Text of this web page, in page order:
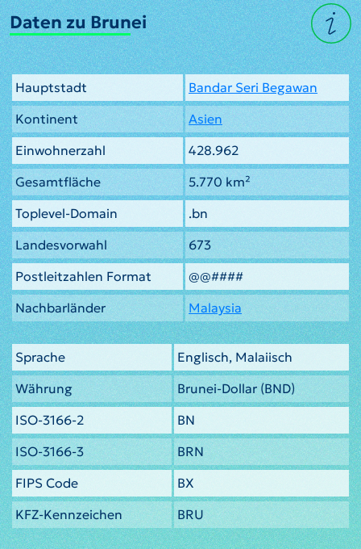
Daten zu Brunei
Hauptstadt
Bandar Seri Begawan
Kontinent
Asien
Einwohnerzahl
428.962
Gesamtfläche
5.770 km²
Toplevel-Domain
.bn
Landesvorwahl
673
Postleitzahlen Format
@@####
Nachbarländer
Malaysia
Sprache
Englisch, Malaiisch
Währung
Brunei-Dollar (BND)
ISO-3166-2
BN
ISO-3166-3
BRN
FIPS Code
BX
KFZ-Kennzeichen
BRU